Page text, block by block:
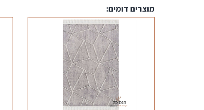
מוצרים דומים: